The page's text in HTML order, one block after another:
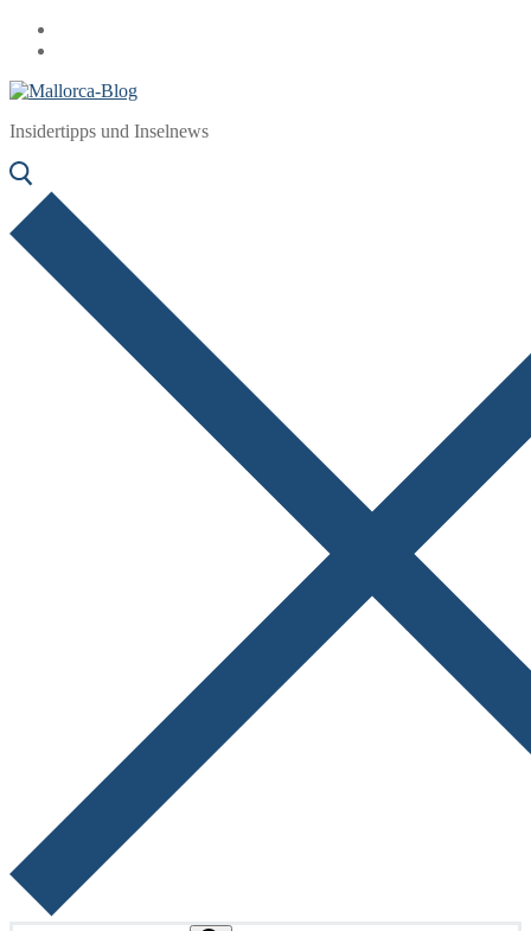
Zum
Inhalt
Menü
Schließen
Insidertipps und Inselnews